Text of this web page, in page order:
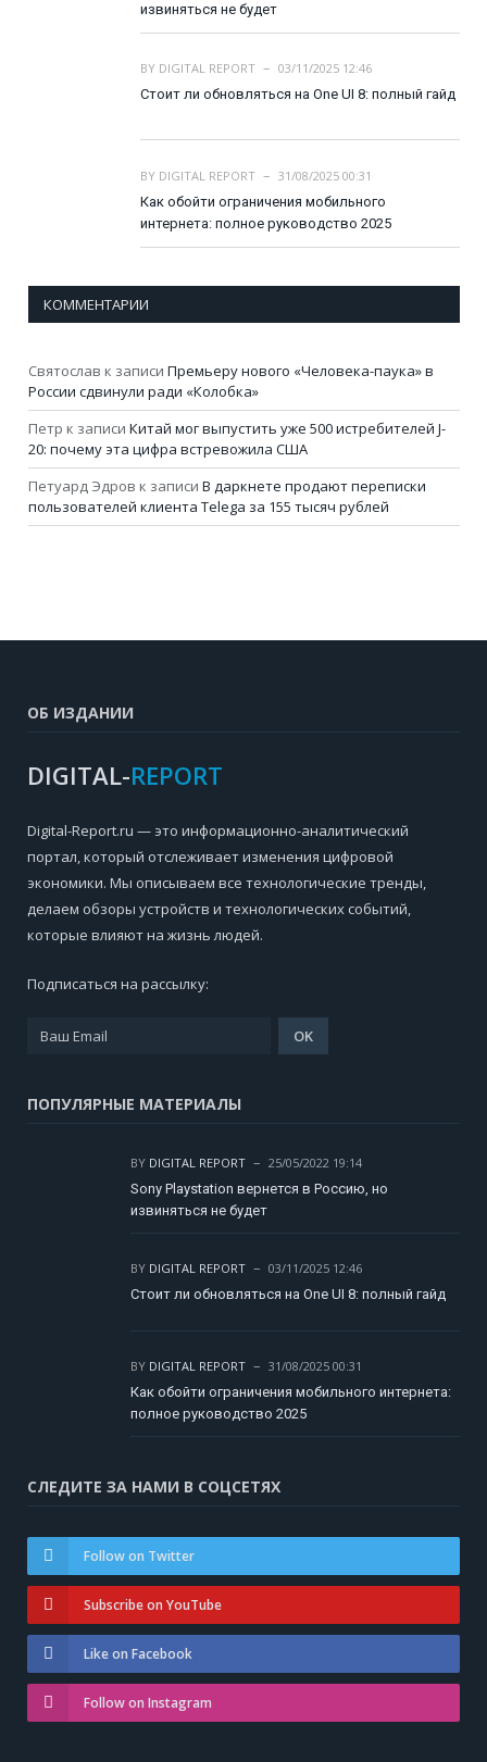
извиняться не будет
BY DIGITAL REPORT
03/11/2025 12:46
Стоит ли обновляться на One UI 8: полный гайд
BY DIGITAL REPORT
31/08/2025 00:31
Как обойти ограничения мобильного
интернета: полное руководство 2025
КОММЕНТАРИИ
Святослав к записи Премьеру нового «Человека-паука» в
России сдвинули ради «Колобка»
Петр к записи Китай мог выпустить уже 500 истребителей J-
20: почему эта цифра встревожила США
Петуард Эдров к записи В даркнете продают переписки
пользователей клиента Telega за 155 тысяч рублей
ОБ ИЗДАНИИ
DIGITAL-REPORT
Digital-Report.ru — это информационно-аналитический
портал, который отслеживает изменения цифровой
экономики. Мы описываем все технологические тренды,
делаем обзоры устройств и технологических событий,
которые влияют на жизнь людей.
Подписаться на рассылку:
ПОПУЛЯРНЫЕ МАТЕРИАЛЫ
BY DIGITAL REPORT
25/05/2022 19:14
Sony Playstation вернется в Россию, но
извиняться не будет
BY DIGITAL REPORT
03/11/2025 12:46
Стоит ли обновляться на One UI 8: полный гайд
BY DIGITAL REPORT
31/08/2025 00:31
Как обойти ограничения мобильного интернета:
полное руководство 2025
СЛЕДИТЕ ЗА НАМИ В СОЦСЕТЯХ
Follow on Twitter
Subscribe on YouTube
Like on Facebook
Follow on Instagram